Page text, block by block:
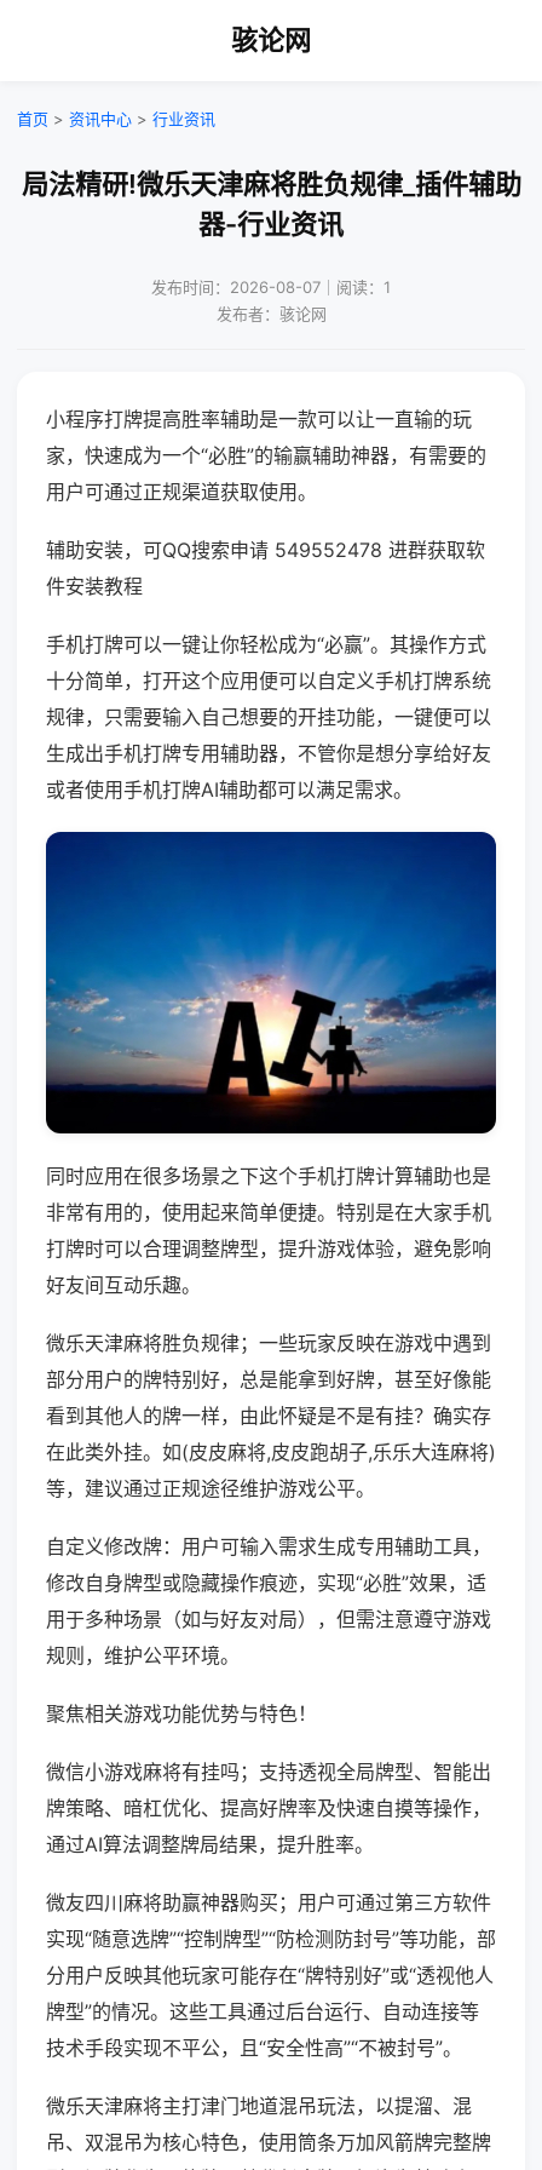
骇论网
首页 > 资讯中心 > 行业资讯
局法精研!微乐天津麻将胜负规律_插件辅助
器-行业资讯
发布时间：2026-08-07｜阅读：1
发布者：骇论网
小程序打牌提高胜率辅助是一款可以让一直输的玩
家，快速成为一个“必胜”的输赢辅助神器，有需要的
用户可通过正规渠道获取使用。
辅助安装，可QQ搜索申请 549552478 进群获取软
件安装教程
手机打牌可以一键让你轻松成为“必赢”。其操作方式
十分简单，打开这个应用便可以自定义手机打牌系统
规律，只需要输入自己想要的开挂功能，一键便可以
生成出手机打牌专用辅助器，不管你是想分享给好友
或者使用手机打牌AI辅助都可以满足需求。
同时应用在很多场景之下这个手机打牌计算辅助也是
非常有用的，使用起来简单便捷。特别是在大家手机
打牌时可以合理调整牌型，提升游戏体验，避免影响
好友间互动乐趣。
微乐天津麻将胜负规律；一些玩家反映在游戏中遇到
部分用户的牌特别好，总是能拿到好牌，甚至好像能
看到其他人的牌一样，由此怀疑是不是有挂？确实存
在此类外挂。如(皮皮麻将,皮皮跑胡子,乐乐大连麻将)
等，建议通过正规途径维护游戏公平。
自定义修改牌：用户可输入需求生成专用辅助工具，
修改自身牌型或隐藏操作痕迹，实现“必胜”效果，适
用于多种场景（如与好友对局），但需注意遵守游戏
规则，维护公平环境。
聚焦相关游戏功能优势与特色！
微信小游戏麻将有挂吗；支持透视全局牌型、智能出
牌策略、暗杠优化、提高好牌率及快速自摸等操作，
通过AI算法调整牌局结果，提升胜率。
微友四川麻将助赢神器购买；用户可通过第三方软件
实现“随意选牌”“控制牌型”“防检测防封号”等功能，部
分用户反映其他玩家可能存在“牌特别好”或“透视他人
牌型”的情况。这些工具通过后台运行、自动连接等
技术手段实现不平公，且“安全性高”“不被封号”。
微乐天津麻将主打津门地道混吊玩法，以提溜、混
吊、双混吊为核心特色，使用筒条万加风箭牌完整牌